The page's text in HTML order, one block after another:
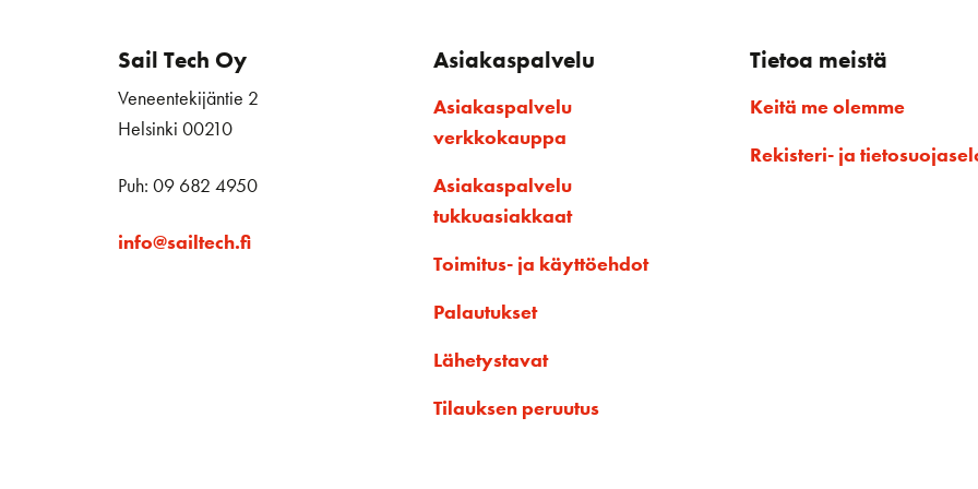
Sail Tech Oy
Veneentekijäntie 2
Helsinki 00210
Puh: 09 682 4950
info@sailtech.fi
Asiakaspalvelu
Asiakaspalvelu
verkkokauppa
Asiakaspalvelu
tukkuasiakkaat
Toimitus- ja käyttöehdot
Palautukset
Lähetystavat
Tilauksen peruutus
Tietoa meistä
Keitä me olemme
Rekisteri- ja